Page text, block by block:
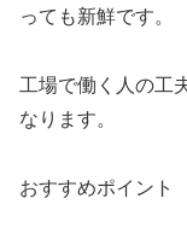
っても新鮮です。
工場で働く人の工
なります。
おすすめポイント